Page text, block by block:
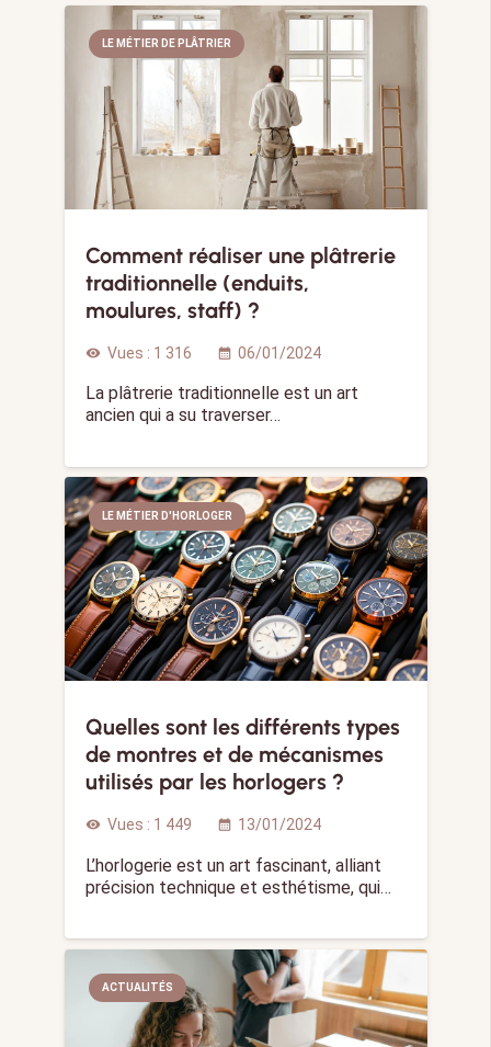
LE MÉTIER DE PLÂTRIER
Comment réaliser une plâtrerie
traditionnelle (enduits,
moulures, staff) ?
visibility Vues : 1 316 calendar_month 06/01/2024
La plâtrerie traditionnelle est un art
ancien qui a su traverser…
LE MÉTIER D'HORLOGER
Quelles sont les différents types
de montres et de mécanismes
utilisés par les horlogers ?
visibility Vues : 1 449 calendar_month 13/01/2024
L’horlogerie est un art fascinant, alliant
précision technique et esthétisme, qui…
ACTUALITÉS